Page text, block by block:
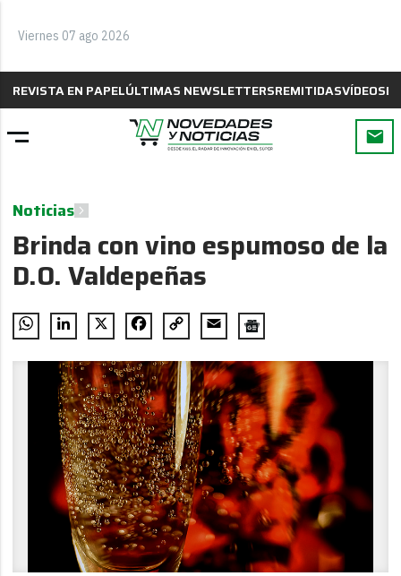
Viernes 07 ago 2026
REVISTA EN PAPELÚLTIMAS NEWSLETTERSREMITIDASVÍDEOS
Noticias
Brinda con vino espumoso de la
D.O. Valdepeñas
WhatsAppLinkedIn
X FacebookCopy
Email